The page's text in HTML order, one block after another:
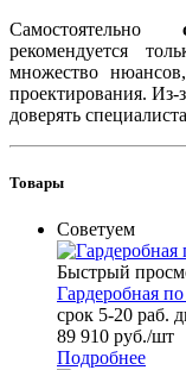
Самостоятельно
рекомендуется
множество
проектирования. Из-
доверять
Товары
Советуем
Быстрый
Гардеробная
срок 5-20 раб.
89 910 руб./шт
Подробнее